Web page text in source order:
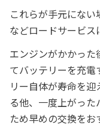
これらが手元にな
などロードサービス
エンジンがかかっ
てバッテリーを充電
リー自体が寿命を
る他、一度上がっ
ため早めの交換をお